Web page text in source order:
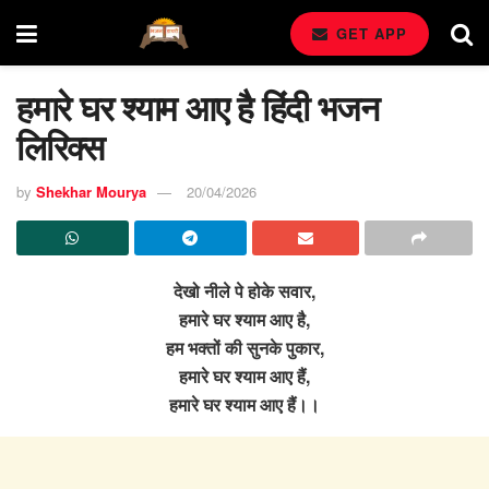
GET APP
हमारे घर श्याम आए है हिंदी भजन
लिरिक्स
by Shekhar Mourya 20/04/2026
देखो नीले पे होके सवार,
हमारे घर श्याम आए है,
हम भक्तों की सुनके पुकार,
हमारे घर श्याम आए हैं,
हमारे घर श्याम आए हैं।।